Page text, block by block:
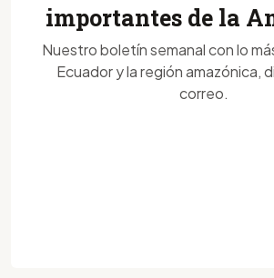
importantes de la
Nuestro boletín semanal con lo
Ecuador y la región amazónica,
correo.